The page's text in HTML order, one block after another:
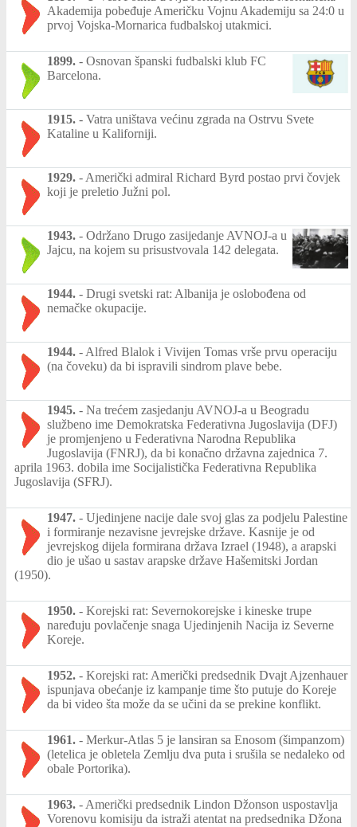
Akademija pobeđuje Američku Vojnu Akademiju sa 24:0 u
prvoj Vojska-Mornarica fudbalskoj utakmici.
1899. - Osnovan španski fudbalski klub FC
Barcelona.
1915. - Vatra uništava većinu zgrada na Ostrvu Svete
Kataline u Kaliforniji.
1929. - Američki admiral Richard Byrd postao prvi čovjek
koji je preletio Južni pol.
1943. - Održano Drugo zasijedanje AVNOJ-a u
Jajcu, na kojem su prisustvovala 142 delegata.
1944. - Drugi svetski rat: Albanija je oslobođena od
nemačke okupacije.
1944. - Alfred Blalok i Vivijen Tomas vrše prvu operaciju
(na čoveku) da bi ispravili sindrom plave bebe.
1945. - Na trećem zasjedanju AVNOJ-a u Beogradu
službeno ime Demokratska Federativna Jugoslavija (DFJ)
je promjenjeno u Federativna Narodna Republika
Jugoslavija (FNRJ), da bi konačno državna zajednica 7.
aprila 1963. dobila ime Socijalistička Federativna Republika
Jugoslavija (SFRJ).
1947. - Ujedinjene nacije dale svoj glas za podjelu Palestine
i formiranje nezavisne jevrejske države. Kasnije je od
jevrejskog dijela formirana država Izrael (1948), a arapski
dio je ušao u sastav arapske države Hašemitski Jordan
(1950).
1950. - Korejski rat: Severnokorejske i kineske trupe
naređuju povlačenje snaga Ujedinjenih Nacija iz Severne
Koreje.
1952. - Korejski rat: Američki predsednik Dvajt Ajzenhauer
ispunjava obećanje iz kampanje time što putuje do Koreje
da bi video šta može da se učini da se prekine konflikt.
1961. - Merkur-Atlas 5 je lansiran sa Enosom (šimpanzom)
(letelica je obletela Zemlju dva puta i srušila se nedaleko od
obale Portorika).
1963. - Američki predsednik Lindon Džonson uspostavlja
Vorenovu komisiju da istraži atentat na predsednika Džona